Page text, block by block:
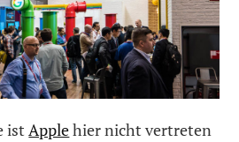
istApplehier nicht vertreten